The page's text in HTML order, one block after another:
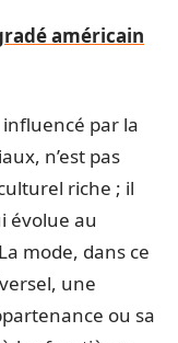
américain
par la
n’est pas
riche ; il
évolue au
mode, dans ce
une
ou sa